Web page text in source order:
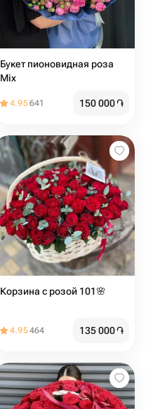
Букет пионовидная роза
Mix
4.95641 150 000֏
Корзина с розой 101🌸
4.95464 135 000֏